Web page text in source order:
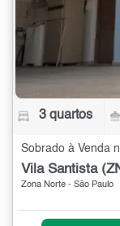
3 quartos
Sobrado à Venda
Vila Santista
Zona Norte - São Paulo